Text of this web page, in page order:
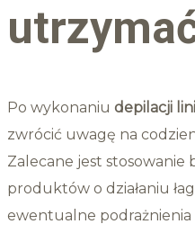
Po wykonaniu depilacji
zwrócić uwagę na
Zalecane jest stosowanie
produktów o działaniu
ewentualne podrażnienia